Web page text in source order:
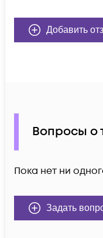
Добавить
Вопросы о
Пока нет ни
Задать